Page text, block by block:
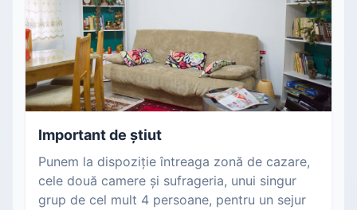
Important de știut
Punem la dispoziție întreaga zonă de cazare,
cele două camere și sufrageria, unui singur
grup de cel mult 4 persoane, pentru un sejur